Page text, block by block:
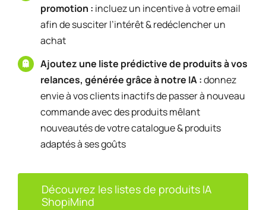
promotion : incluez un incentive à votre email
afin de susciter l’intérêt & redéclencher un
achat
Ajoutez une liste prédictive de produits à vos
relances, générée grâce à notre IA :donnez
envie à vos clients inactifs de passer à nouveau
commande avec des produits mêlant
nouveautés de votre catalogue & produits
adaptés à ses goûts
Découvrez les listes de produits IA
ShopiMind